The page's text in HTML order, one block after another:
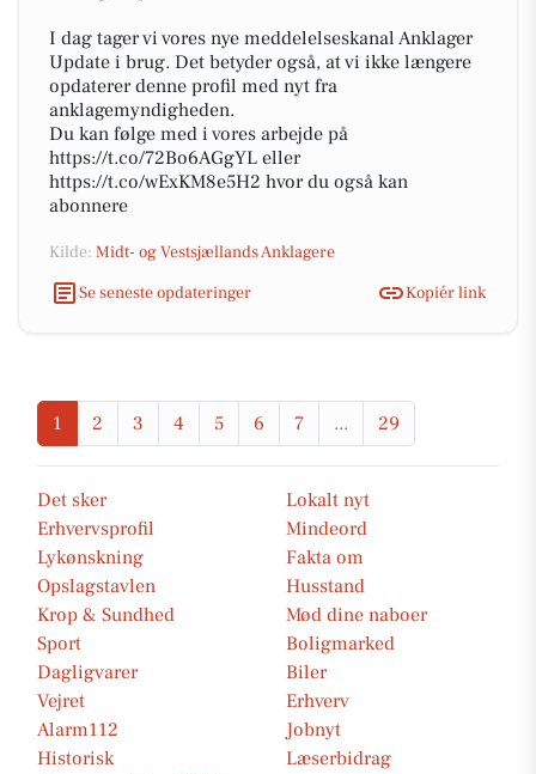
I dag tager vi vores nye meddelelseskanal Anklager
Update i brug. Det betyder også, at vi ikke længere
opdaterer denne profil med nyt fra
anklagemyndigheden.
Du kan følge med i vores arbejde på
https://t.co/72Bo6AGgYL eller
https://t.co/wExKM8e5H2 hvor du også kan
abonnere
Kilde: Midt- og Vestsjællands Anklagere
Se seneste opdateringer
Kopiér link
1 2 3 4 5 6 7 ... 29
Det sker
Lokalt nyt
Erhvervsprofil
Mindeord
Lykønskning
Fakta om
Opslagstavlen
Husstand
Krop & Sundhed
Mød dine naboer
Sport
Boligmarked
Dagligvarer
Biler
Vejret
Erhverv
Alarm112
Jobnyt
Historisk
Læserbidrag